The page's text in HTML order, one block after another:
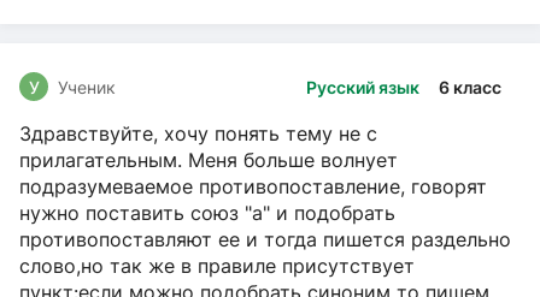
Русский язык 6 класс
У Ученик
Здравствуйте, хочу понять тему не с
прилагательным. Меня больше волнует
подразумеваемое противопоставление, говорят
нужно поставить союз "а" и подобрать
противопоставляют ее и тогда пишется раздельно
слово,но так же в правиле присутствует
пункт:если можно подобрать синоним то пишем